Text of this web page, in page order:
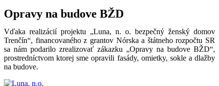
Opravy na budove BŽD
Vďaka realizácií projektu „Luna, n. o. bezpečný ženský domov
Trenčín“, financovaného z grantov Nórska a štátneho rozpočtu SR
sa nám podarilo zrealizovať zákazku „Opravy na budove BŽD“,
prostredníctvom ktorej sme opravili fasády, omietky, sokle a dlažby
na budove.